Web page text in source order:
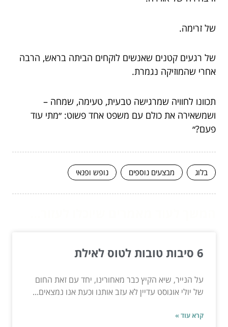
של זרימה.
של רגעים קטנים שאנשים לוקחים הביתה בראש, הרבה
אחרי שהמוזיקה נגמרת.
תכוונו לחוויה שמרגישה טבעית, טעימה, שמחה –
ושמשאירה את כולם עם משפט אחד פשוט: ״מתי עוד
פעם?״
בלוג מבצעים נוספים נופש ופנאי
6 סיבות טובות לטוס לאילת
על הנייר, שיא הקיץ כבר מאחורינו, יחד עם זאת החום
של יולי אוגוסט עדיין לא עזב אותנו וכעת אנו נמצאים...
קרא עוד »